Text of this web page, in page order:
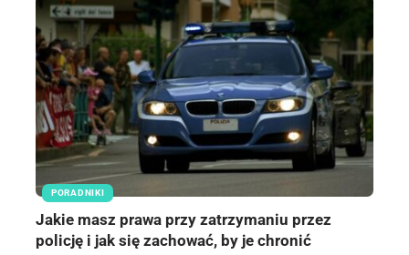
PORADNIKI
Jakie masz prawa przy zatrzymaniu przez
policję i jak się zachować, by je chronić